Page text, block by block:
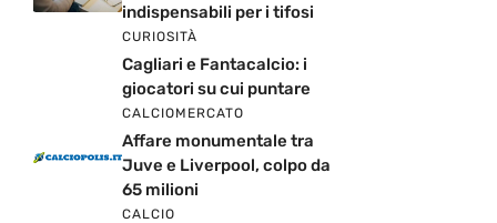
indispensabili per i tifosi
CURIOSITÀ
Cagliari e Fantacalcio: i
giocatori su cui puntare
CALCIOMERCATO
Affare monumentale tra
Juve e Liverpool, colpo da
65 milioni
CALCIO